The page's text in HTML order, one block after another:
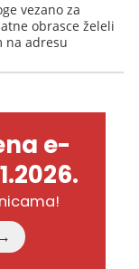
vezano za
obrasce želeli
na adresu
e-
više →